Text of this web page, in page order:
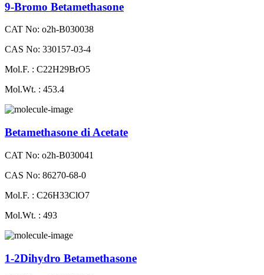
9-Bromo Betamethasone
CAT No: o2h-B030038
CAS No: 330157-03-4
Mol.F. : C22H29BrO5
Mol.Wt. : 453.4
Betamethasone di Acetate
CAT No: o2h-B030041
CAS No: 86270-68-0
Mol.F. : C26H33ClO7
Mol.Wt. : 493
1-2Dihydro Betamethasone